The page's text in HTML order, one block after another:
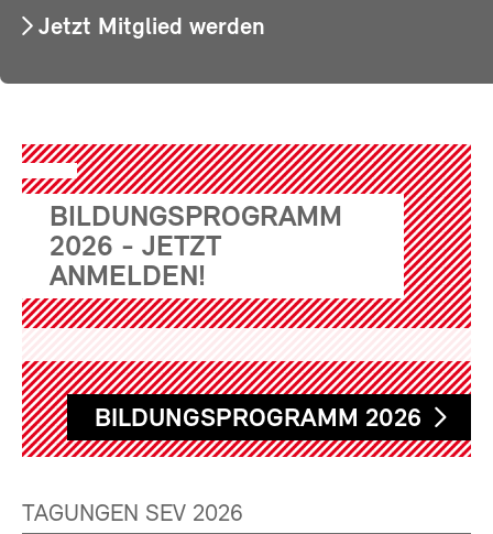
Jetzt Mitglied werden
BILDUNGSPROGRAMM
2026 - JETZT
ANMELDEN!
BILDUNGSPROGRAMM 2026
TAGUNGEN SEV 2026